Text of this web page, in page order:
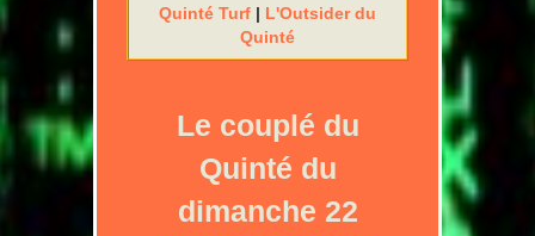
Quinté Turf | L'Outsider du
Quinté
Le couplé du
Quinté du
dimanche 22